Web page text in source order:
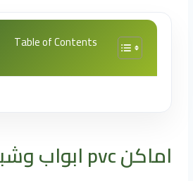
Table of Contents
اماكن pvc ابواب وشبابيك